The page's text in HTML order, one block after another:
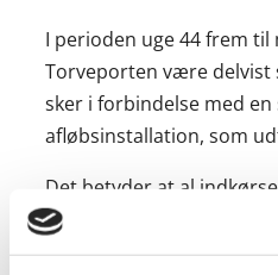
I perioden uge 44 frem til
Torveporten være
sker i forbindelse med
afløbsinstallation, som
Det betyder at al
fra Retortvej – dog kan
passerer via Torveporten.